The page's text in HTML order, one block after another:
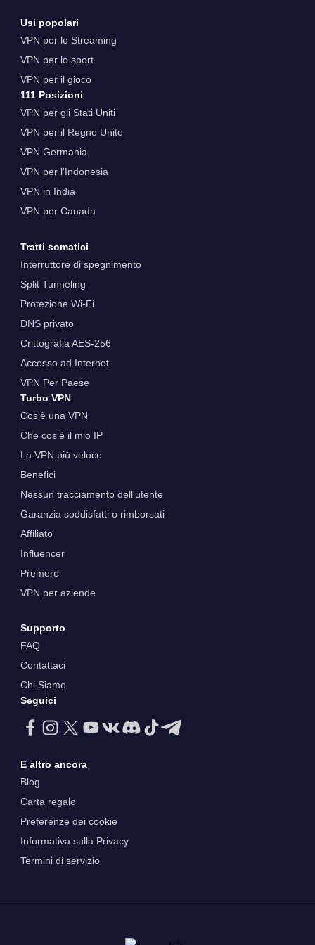
Usi popolari
VPN per lo Streaming
VPN per lo sport
VPN per il gioco
111 Posizioni
VPN per gli Stati Uniti
VPN per il Regno Unito
VPN Germania
VPN per l'Indonesia
VPN in India
VPN per Canada
Tratti somatici
Interruttore di spegnimento
Split Tunneling
Protezione Wi-Fi
DNS privato
Crittografia AES-256
Accesso ad Internet
VPN Per Paese
Turbo VPN
Cos'è una VPN
Che cos'è il mio IP
La VPN più veloce
Benefici
Nessun tracciamento dell'utente
Garanzia soddisfatti o rimborsati
Affiliato
Influencer
Premere
VPN per aziende
Supporto
FAQ
Contattaci
Chi Siamo
Seguici
E altro ancora
Blog
Carta regalo
Preferenze dei cookie
Informativa sulla Privacy
Termini di servizio